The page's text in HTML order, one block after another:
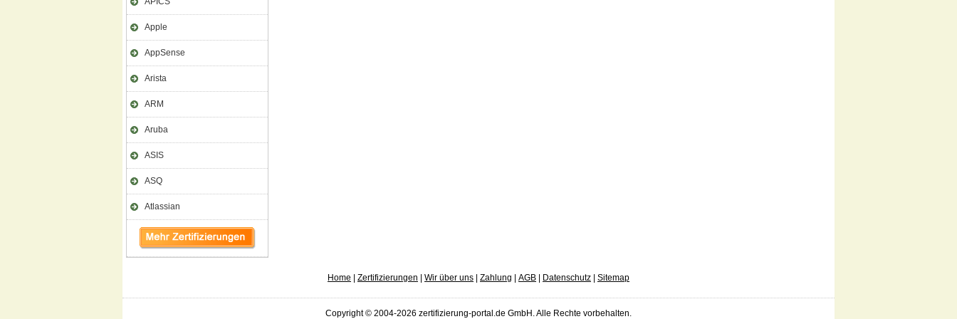
Apple
AppSense
Arista
ARM
Aruba
ASIS
ASQ
Atlassian
Home Zertifizierungen Wir über uns Zahlung AGB Datenschutz Sitemap
Copyright © 2004-2026 zertifizierung-portal.de GmbH. Alle Rechte vorbehalten.